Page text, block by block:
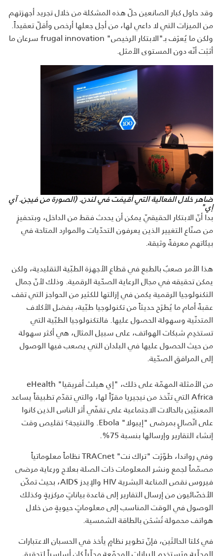
وقد حاول كبار الصانعين حلّ هذه المشكلة من خلال تجريد أجهزتهم
من الميزات التي لا داعي لها، من أجل جعلها أرخص وأقلّ تعقيداً.
ولكن ما يُعرَف بـ"الابتكار الرخيص" frugal innovationسرعان ما
أثبَت أنّه دون المستوى الأمثل.
ضاهر خلال الفعالية التي أقيمَت في لندن. (الصورة من فيجن. آي
إي"
بدا أنّ الابتكار الحقيقيّ يمكن أن يحدث فقط من الداخل، وبتحفيزٍ
من صنّاع التغيير الذين يعرفون التحدّيات والموارد المتاحة في
بيئاتهم معرفةً وثيقة.
هذا الأمر صعبٌ بالطبع في قطاع الأجهزة الطبّية التقليدية، ولكن
يمكن تحقيقه في مجال الرعاية الصحّية الرقمية. وذلك لأنّ جمال
التكنولوجيا الرقمية يكمن في إزالتها للكثير من الحواجز التي تقف
عقبةً أمام ما يُطرَح حديثاً من تكنولوجيا طبّية، بفضل الأكلاف
المتدنّية وسهولة الحصول عليها. فالتكنولوجيا الطبّية التي
تستخدِم شبكات الهواتف، على سبيل المثال، هي أكثر سهولة
من حيث الحصول عليها في البلدان التي يصعب فيها الوصول
إلى المرافق الصحّية.
من الأمثلة المهمّة على ذلك، "إي هيلث أفريقيا" eHealth
Africaالتي تتّخذ من نيجيريا مقرّاً لها، والتي تقدّم تطبيقاً يساعد
المعنيّين بالحالات الاجتماعية على تقفّي أثر الناس الذين كانوا
على اتّصالٍ بمرضى "إيبولا" Ebola. والنتيجة؟ تقليص وقت
إنشاء التقارير وإرسالها بنسبة 75%.
وفي رواندا، طوّرَت "تراك نت"TRACnetنظاماً معلوماتياً
مصمّماً لجمع ونشر المعلومات ذات الصلة بعلاج ورعاية مرضى
فيروس نقص المناعة البشريةHIVوالإيدزAIDS، بحيث تمكّن
الأخصّائيون من إرسال التقارير إلى قاعدة بياناتٍ مركزيةٍ وكذلك
الوصول في الوقت المناسب إلى معلوماتٍ حيويةٍ من خلال
هواتف محمولة تُشحَن بالطاقة الشمسية.
في كلتا الحالتَين، فإنّ تطوير نظامٍ يأخذ في الحسبان الاعتبارات